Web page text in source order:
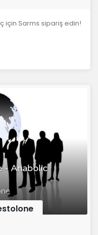
için Sarms sipariş edin!
- Anabolic